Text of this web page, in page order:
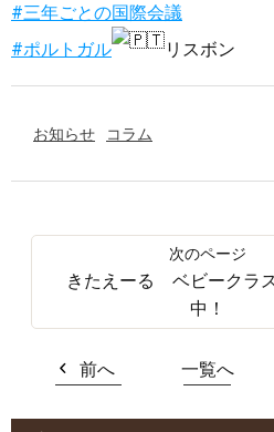
#三年ごとの国際会議
#ポルトガル
リスボン
お知らせ コラム
きたえーる ベビークラ
中！
前へ 一覧へ